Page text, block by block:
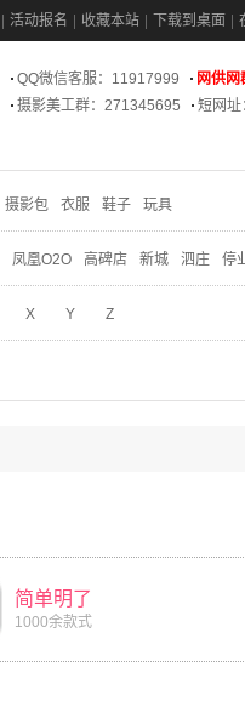
活动报名 收藏本站 下载到桌面
QQ微信客服：11917999
网供
摄影美工群：271345695
短网址
摄影包 衣服 鞋子 玩具
凤凰O2O 高碑店 新城 泗庄 停
X Y Z
简单明了
1000余款式